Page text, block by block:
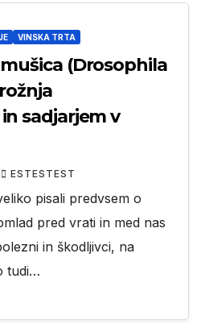
VINSKA TRTA
(Drosophila
sadjarjem v
ESTESTEST
pisali predvsem o
pred vrati in med nas
in škodljivci, na
tudi…